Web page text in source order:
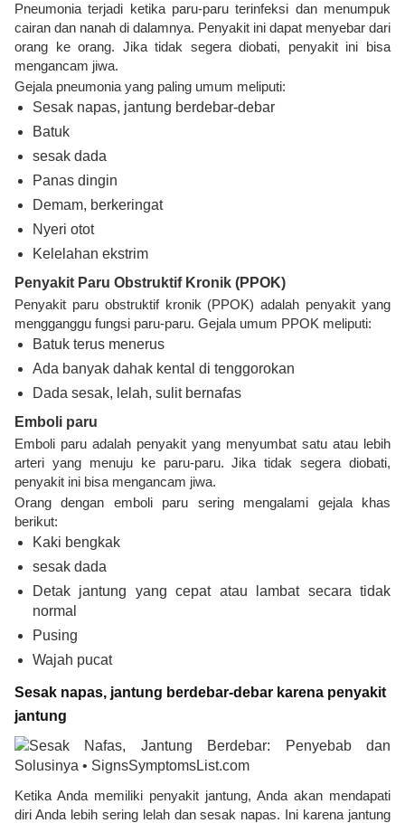
Pneumonia terjadi ketika paru-paru terinfeksi dan menumpuk
cairan dan nanah di dalamnya. Penyakit ini dapat menyebar dari
orang ke orang. Jika tidak segera diobati, penyakit ini bisa
mengancam jiwa.
Gejala pneumonia yang paling umum meliputi:
Sesak napas, jantung berdebar-debar
Batuk
sesak dada
Panas dingin
Demam, berkeringat
Nyeri otot
Kelelahan ekstrim
Penyakit Paru Obstruktif Kronik (PPOK)
Penyakit paru obstruktif kronik (PPOK) adalah penyakit yang
mengganggu fungsi paru-paru. Gejala umum PPOK meliputi:
Batuk terus menerus
Ada banyak dahak kental di tenggorokan
Dada sesak, lelah, sulit bernafas
Emboli paru
Emboli paru adalah penyakit yang menyumbat satu atau lebih
arteri yang menuju ke paru-paru. Jika tidak segera diobati,
penyakit ini bisa mengancam jiwa.
Orang dengan emboli paru sering mengalami gejala khas
berikut:
Kaki bengkak
sesak dada
Detak jantung yang cepat atau lambat secara tidak
normal
Pusing
Wajah pucat
Sesak napas, jantung berdebar-debar karena penyakit
jantung
Ketika Anda memiliki penyakit jantung, Anda akan mendapati
diri Anda lebih sering lelah dan sesak napas. Ini karena jantung